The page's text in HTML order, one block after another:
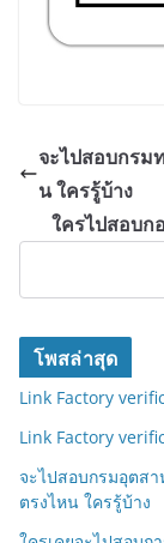
จะไปสอบกรม
น ใครรู้บ้าง
ใครไปสอบก
โพสล่าสุด
Link Factory
Link Factory
จะไปสอบกรมอุตส
ตรงไหน ใครรู้บ้าง